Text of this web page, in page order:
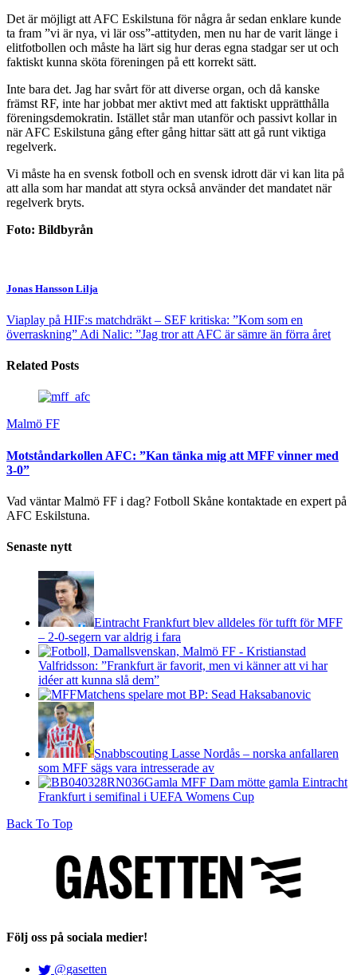
Det är möjligt att AFC Eskilstuna för några år sedan enklare kunde
ta fram ”vi är nya, vi lär oss”-attityden, men nu har de varit länge i
elitfotbollen och måste ha lärt sig hur deras egna stadgar ser ut och
faktiskt kunna sköta föreningen på ett korrekt sätt.
Inte bara det. Jag har svårt för att diverse organ, och då kanske
främst RF, inte har jobbat mer aktivt med att faktiskt upprätthålla
föreningsdemokratin. Istället står man utanför och passivt kollar in
när AFC Eskilstuna gång efter gång hittar sätt att gå runt viktiga
regelverk.
Vi måste ha en svensk fotboll och en svensk idrott där vi kan lita på
att alla som har mandat att styra också använder det mandatet när
regelverk bryts.
Foto: Bildbyrån
Jonas Hansson Lilja
Viaplay på HIF:s matchdräkt – SEF kritiska: ”Kom som en
överraskning” Adi Nalic: ”Jag tror att AFC är sämre än förra året
Related Posts
Malmö FF
Motståndarkollen AFC: ”Kan tänka mig att MFF vinner med
3-0”
Vad väntar Malmö FF i dag? Fotboll Skåne kontaktade en expert på
AFC Eskilstuna.
Senaste nytt
Eintracht Frankfurt blev alldeles för tufft för MFF
– 2-0-segern var aldrig i fara
Valfridsson: ”Frankfurt är favorit, men vi känner att vi har
idéer att kunna slå dem”
Matchens spelare mot BP: Sead Haksabanovic
Snabbscouting Lasse Nordås – norska anfallaren
som MFF sägs vara intresserade av
Gamla MFF Dam mötte gamla Eintracht
Frankfurt i semifinal i UEFA Womens Cup
Back To Top
Följ oss på sociala medier!
@gasetten